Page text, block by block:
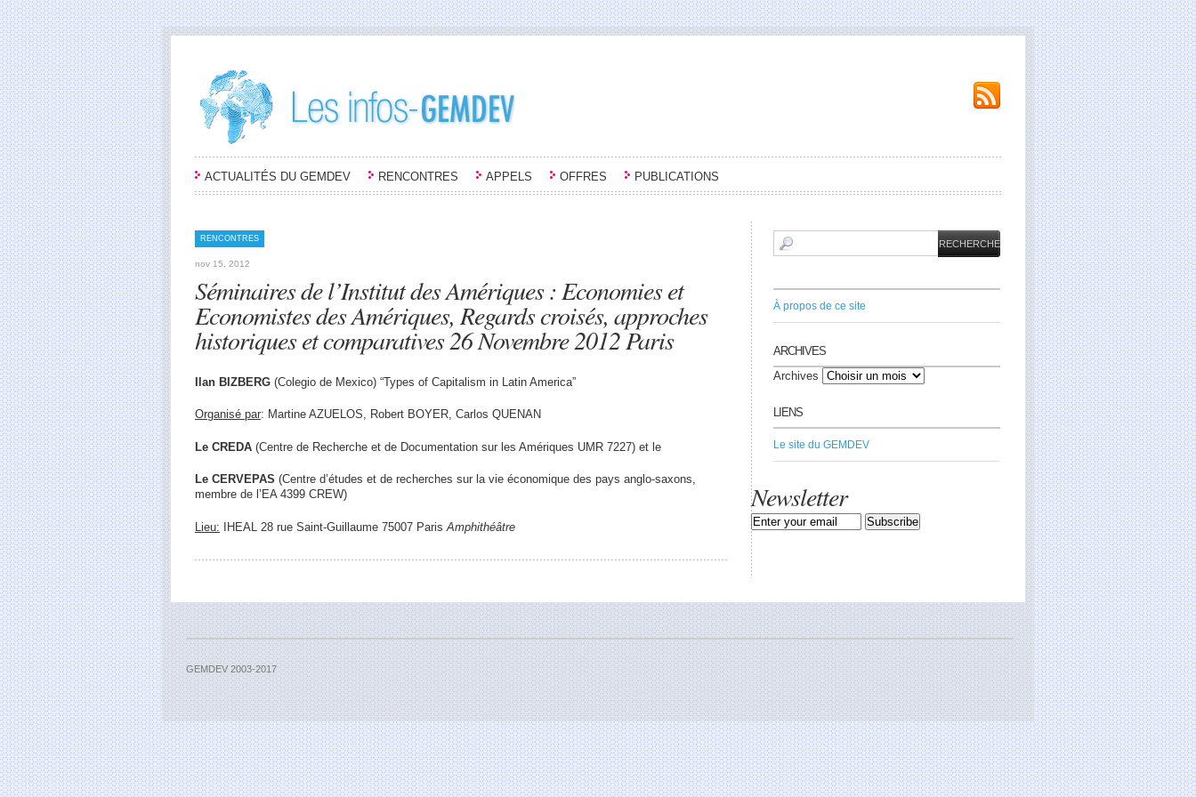
ACTUALITÉS DU GEMDEV RENCONTRES APPELS OFFRES PUBLICATIONS
RENCONTRES
nov 15, 2012
Séminaires de l’Institut des Amériques : Economies et
Economistes des Amériques, Regards croisés, approches
historiques et comparatives 26 Novembre 2012 Paris
Ilan BIZBERG (Colegio de Mexico) “Types of Capitalism in Latin America”
Organisé par: Martine AZUELOS, Robert BOYER, Carlos QUENAN
Le CREDA (Centre de Recherche et de Documentation sur les Amériques UMR 7227) et le
Le CERVEPAS (Centre d’études et de recherches sur la vie économique des pays anglo-saxons,
membre de l’EA 4399 CREW)
Lieu: IHEAL 28 rue Saint-Guillaume 75007 Paris Amphithéâtre
À propos de ce site
ARCHIVES
Archives
LIENS
Le site du GEMDEV
Newsletter
GEMDEV 2003-2017